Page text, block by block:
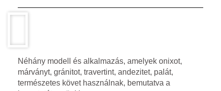
Néhány modell és alkalmazás, amelyek onixot,
márványt, gránitot, travertint, andezitet, palát,
természetes követ használnak, bemutatva a